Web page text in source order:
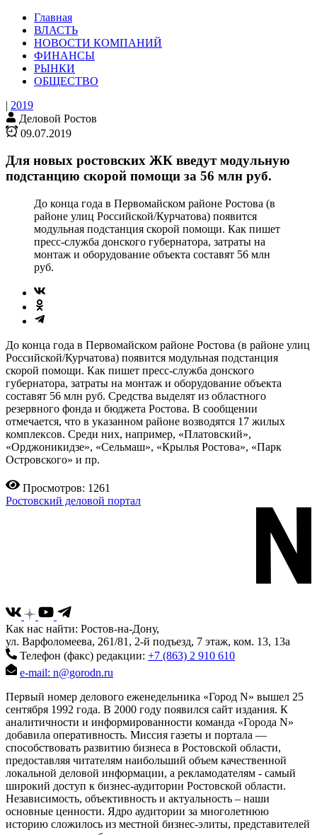
Главная
ВЛАСТЬ
НОВОСТИ КОМПАНИЙ
ФИНАНСЫ
РЫНКИ
ОБЩЕСТВО
| 2019
Деловой Ростов
09.07.2019
Для новых ростовских ЖК введут модульную
подстанцию скорой помощи за 56 млн руб.
До конца года в Первомайском районе Ростова (в
районе улиц Российской/Курчатова) появится
модульная подстанция скорой помощи. Как пишет
пресс-служба донского губернатора, затраты на
монтаж и оборудование объекта составят 56 млн
руб.
До конца года в Первомайском районе Ростова (в районе улиц
Российской/Курчатова) появится модульная подстанция
скорой помощи. Как пишет пресс-служба донского
губернатора, затраты на монтаж и оборудование объекта
составят 56 млн руб. Средства выделят из областного
резервного фонда и бюджета Ростова. В сообщении
отмечается, что в указанном районе возводятся 17 жилых
комплексов. Среди них, например, «Платовский»,
«Орджоникидзе», «Сельмаш», «Крылья Ростова», «Парк
Островского» и пр.
Просмотров: 1261
Ростовский деловой портал
Как нас найти: Ростов-на-Дону,
ул. Варфоломеева, 261/81, 2-й подъезд, 7 этаж, ком. 13, 13а
Телефон (факс) редакции: +7 (863) 2 910 610
e-mail: n@gorodn.ru
Первый номер делового еженедельника «Город N» вышел 25
сентября 1992 года. В 2000 году появился сайт издания. К
аналитичности и информированности команда «Города N»
добавила оперативность. Миссия газеты и портала —
способствовать развитию бизнеса в Ростовской области,
предоставляя читателям наибольший объем качественной
локальной деловой информации, а рекламодателям - самый
широкий доступ к бизнес-аудитории Ростовской области.
Независимость, объективность и актуальность – наши
основные ценности. Ядро аудитории за многолетнюю
историю сложилось из местной бизнес-элиты, представителей